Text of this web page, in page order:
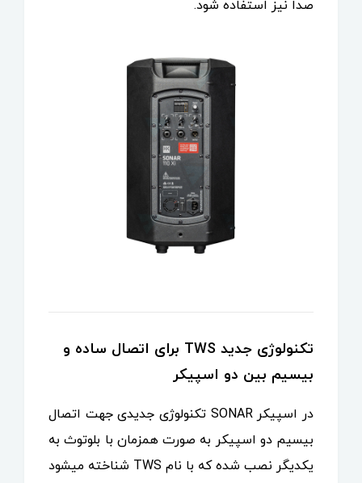
صدا نیز استفاده شود.
تکنولوژی جدید TWS برای اتصال ساده و
بیسیم بین دو اسپیکر
در اسپیکر SONAR تکنولوژی جدیدی جهت اتصال
بیسیم دو اسپیکر به صورت همزمان با بلوتوث به
یکدیگر نصب شده که با نام TWS شناخته میشود